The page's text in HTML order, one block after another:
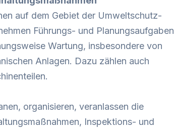
auf dem Gebiet der Umweltschutz-
Führungs- und Planungsaufgaben
Wartung, insbesondere von
Anlagen. Dazu zählen auch
organisieren, veranlassen die
Inspektions- und